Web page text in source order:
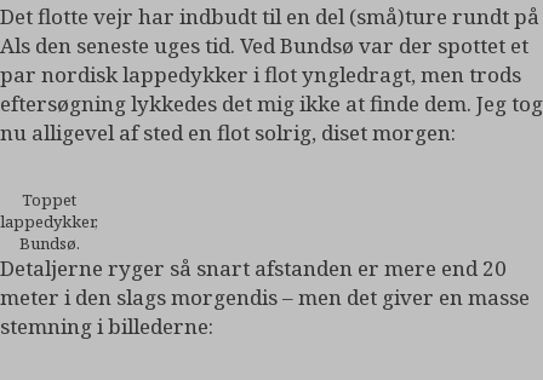
Det flotte vejr har indbudt til en del (små)ture rundt på
Als den seneste uges tid. Ved Bundsø var der spottet et
par nordisk lappedykker i flot yngledragt, men trods
eftersøgning lykkedes det mig ikke at finde dem. Jeg tog
nu alligevel af sted en flot solrig, diset morgen:
Toppet
lappedykker,
Bundsø.
Detaljerne ryger så snart afstanden er mere end 20
meter i den slags morgendis – men det giver en masse
stemning i billederne: